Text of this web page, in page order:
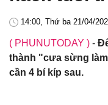
14:00, Thứ ba 21/04/
( PHUNUTODAY ) -
thành "cưa sừng
cần 4 bí kíp sau.